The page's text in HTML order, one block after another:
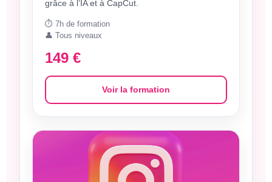
grâce à l’IA et à CapCut.
⏱️ 7h de formation
👤 Tous niveaux
149 €
Voir la formation